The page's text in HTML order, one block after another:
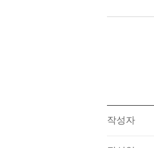
작성자